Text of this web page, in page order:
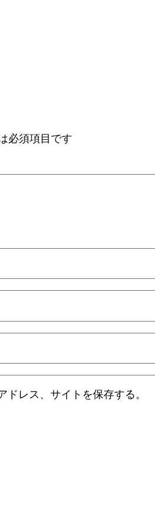
必須項目です
レス、サイトを保存する。